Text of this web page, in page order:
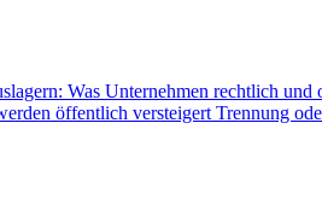
Was Unternehmen rechtlich und
öffentlich versteigert Trennung